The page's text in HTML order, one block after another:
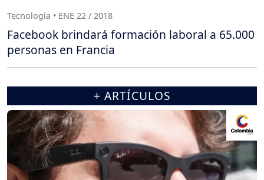
Tecnología • ENE 22 / 2018
Facebook brindará formación laboral a 65.000
personas en Francia
+ ARTÍCULOS